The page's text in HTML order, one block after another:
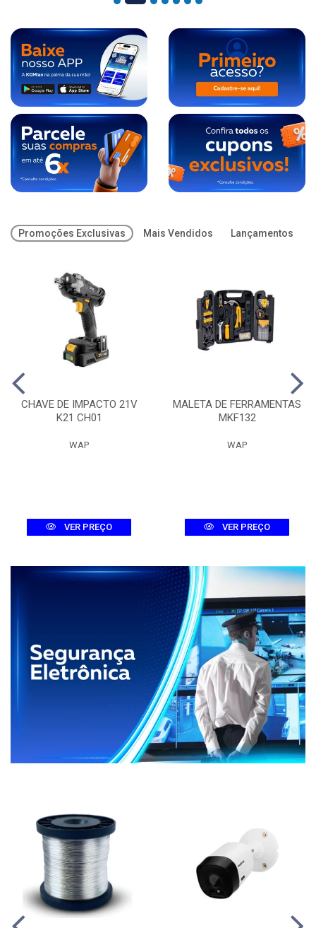
Promoções Exclusivas Mais Vendidos Lançamentos
CHAVE DE IMPACTO 21V
K21 CH01
WAP
VER PREÇO
MALETA DE FERRAMENTAS
MKF132
WAP
VER PREÇO